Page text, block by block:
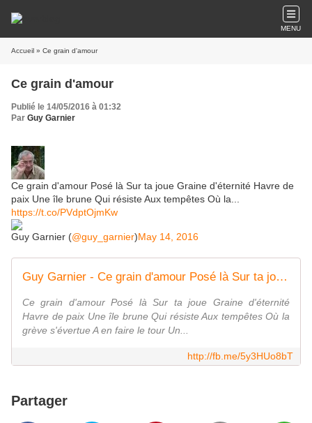
MENU
Accueil » Ce grain d'amour
Ce grain d'amour
Publié le 14/05/2016 à 01:32
Par Guy Garnier
Ce grain d'amour Posé là Sur ta joue Graine d'éternité Havre de
paix Une île brune Qui résiste Aux tempêtes Où la...
https://t.co/PVdptOjmKw
Guy Garnier (@guy_garnier)May 14, 2016
Guy Garnier - Ce grain d'amour Posé là Sur ta joue Graine... | Facebook
Ce grain d'amour Posé là Sur ta joue Graine d'éternité
Havre de paix Une île brune Qui résiste Aux tempêtes Où la
grève s'évertue A en faire le tour Un...
http://fb.me/5y3HUo8bT
Partager